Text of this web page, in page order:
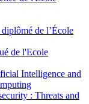
de l’École
de l'Ecole
Intelligence and
: Threats and